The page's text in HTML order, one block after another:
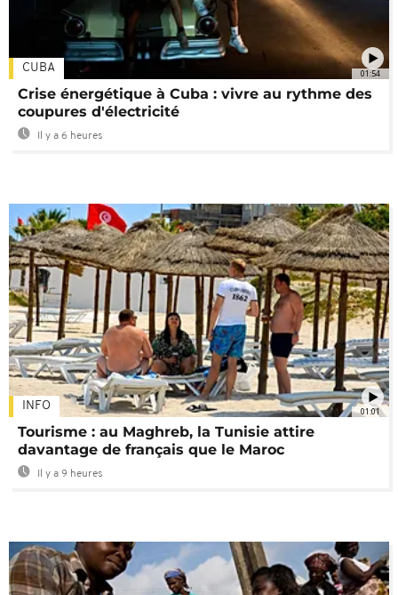
01:54
CUBA
Crise énergétique à Cuba : vivre au rythme des
coupures d'électricité
Il y a 6 heures
01:01
INFO
Tourisme : au Maghreb, la Tunisie attire
davantage de français que le Maroc
Il y a 9 heures